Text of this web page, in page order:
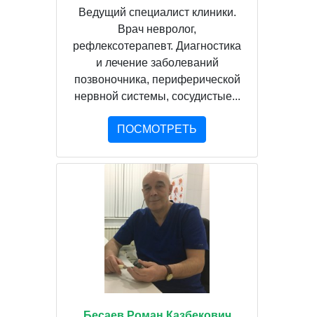
Ведущий специалист клиники.
Врач невролог,
рефлексотерапевт. Диагностика
и лечение заболеваний
позвоночника, периферической
нервной системы, сосудистые...
ПОСМОТРЕТЬ